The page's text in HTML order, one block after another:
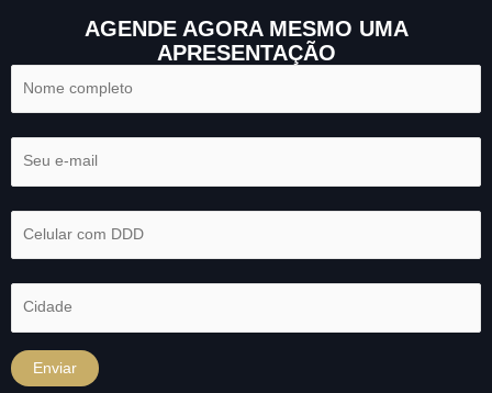
AGENDE AGORA MESMO UMA
APRESENTAÇÃO